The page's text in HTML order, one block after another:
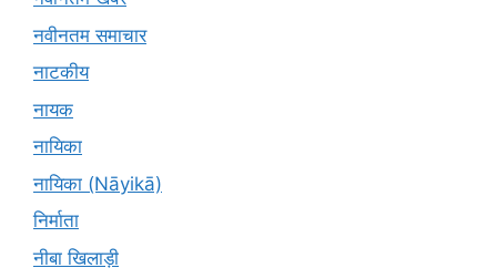
नवीनतम समाचार
नाटकीय
नायक
नायिका
नायिका (Nāyikā)
निर्माता
नीबा खिलाड़ी